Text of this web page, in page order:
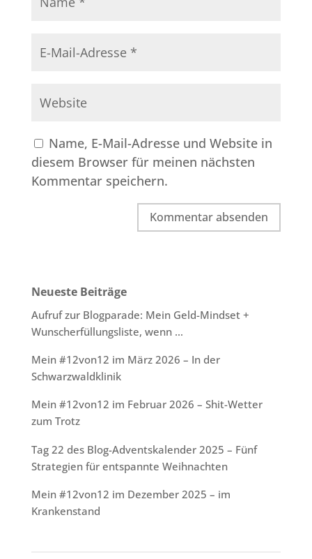
Name, E-Mail-Adresse und Website in
diesem Browser für meinen nächsten
Kommentar speichern.
Neueste Beiträge
Aufruf zur Blogparade: Mein Geld-Mindset +
Wunscherfüllungsliste, wenn …
Mein #12von12 im März 2026 – In der
Schwarzwaldklinik
Mein #12von12 im Februar 2026 – Shit-Wetter
zum Trotz
Tag 22 des Blog-Adventskalender 2025 – Fünf
Strategien für entspannte Weihnachten
Mein #12von12 im Dezember 2025 – im
Krankenstand